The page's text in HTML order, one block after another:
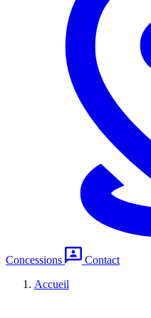
Concessions
Contact
Accueil